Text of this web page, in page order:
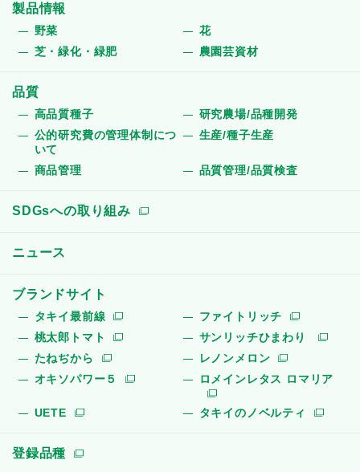
製品情報
野菜
花
芝・緑化・緑肥
農園芸資材
品質
高品質種子
研究農場/品種開発
公的研究費の管理体制につ
いて
生産/種子生産
商品管理 品質管理/品質検査
SDGsへの取り組み
ニュース
ブランドサイト
タキイ最前線
ファイトリッチ
桃太郎トマト
サンリッチひまわり
たねぢから
レノンメロン
オキソパワー５
ロメインレタス ロマリア
UETE タキイのノベルティ
登録品種